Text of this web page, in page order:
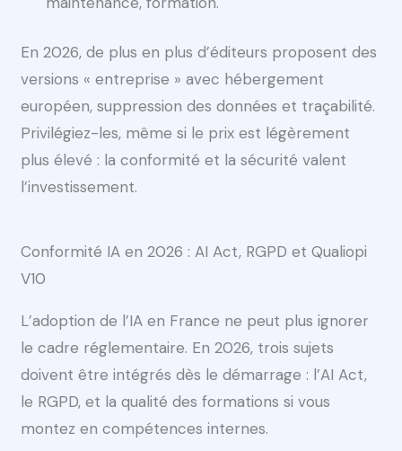
En 2026, de plus en plus d’éditeurs proposent des
versions « entreprise » avec hébergement
européen, suppression des données et traçabilité.
Privilégiez-les, même si le prix est légèrement
plus élevé : la conformité et la sécurité valent
l’investissement.
Conformité IA en 2026 : AI Act, RGPD et Qualiopi
V10
L’adoption de l’IA en France ne peut plus ignorer
le cadre réglementaire. En 2026, trois sujets
doivent être intégrés dès le démarrage : l’AI Act,
le RGPD, et la qualité des formations si vous
montez en compétences internes.